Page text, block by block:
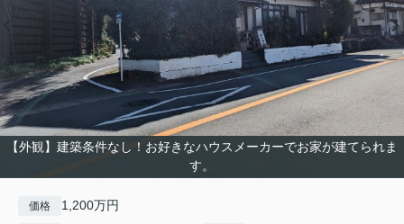
【外観】建築条件なし！お好きなハウスメーカーでお家が建てられま
す。
価格 1,200万円